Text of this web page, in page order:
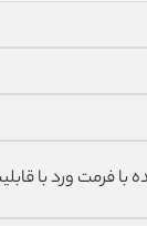
فرمت ورد با